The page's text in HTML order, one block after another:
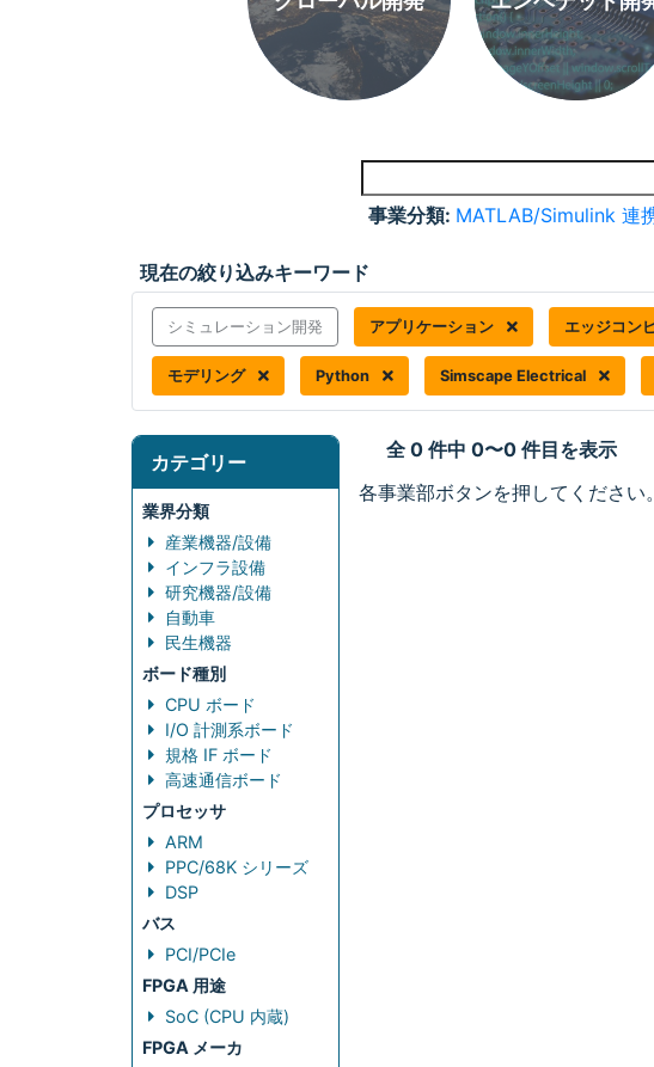
事業分類: MATLAB/Simulink 連
現在の絞り込みキーワード
シミュレーション開発 アプリケーション エッジコン
モデリング Python Simscape Electrical
カテゴリー
業界分類
産業機器/設備
インフラ設備
研究機器/設備
自動車
民生機器
ボード種別
CPU ボード
I/O 計測系ボード
規格 IF ボード
高速通信ボード
プロセッサ
ARM
PPC/68K シリーズ
DSP
バス
PCI/PCIe
FPGA 用途
SoC (CPU 内蔵)
FPGA メーカ
全 0 件中 0〜0 件目を表示
各事業部ボタンを押してください